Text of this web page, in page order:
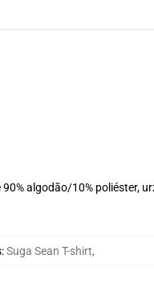
algodão/10% poliéster,
:Suga Sean T-shirt,